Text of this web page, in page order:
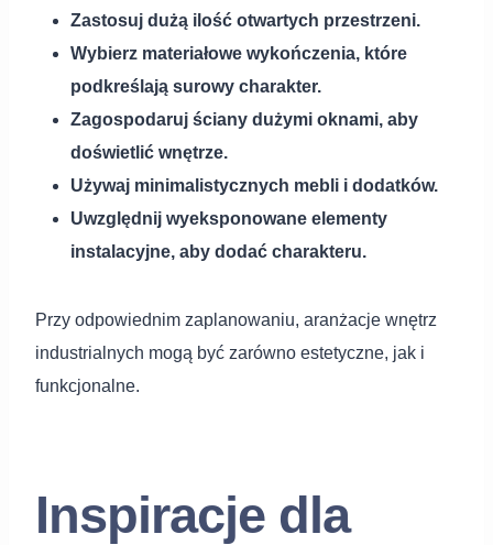
Zastosuj dużą ilość otwartych przestrzeni.
Wybierz materiałowe wykończenia, które
podkreślają surowy charakter.
Zagospodaruj ściany dużymi oknami, aby
doświetlić wnętrze.
Używaj minimalistycznych mebli i dodatków.
Uwzględnij wyeksponowane elementy
instalacyjne, aby dodać charakteru.
Przy odpowiednim zaplanowaniu, aranżacje wnętrz
industrialnych mogą być zarówno estetyczne, jak i
funkcjonalne.
Inspiracje dla